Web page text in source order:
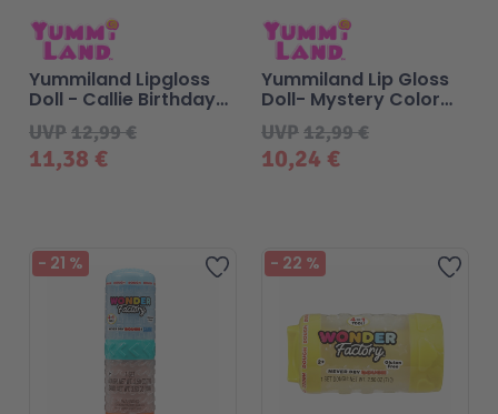
11,38 €
UVP12,99 €
Yummiland Lipgloss
Doll - Callie Birthday
Cake
10,24 €
UVP12,99 €
Yummiland Lip Gloss
Doll- Mystery Color
Change - Mila Mallows
Zur Wunschliste hinzufügen
- 21 % Zur
- 22 %
Beliebt